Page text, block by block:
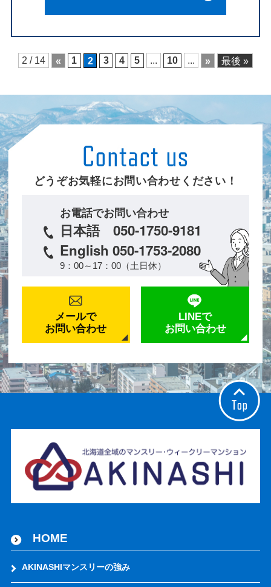
2 / 14 « 1 2 3 4 5 ... 10 ... » 最後 »
どうぞお気軽にお問い合わせください！
お電話でお問い合わせ
日本語 050-1750-9181
English 050-1753-2080
9：00～17：00（土日休）
メールで
お問い合わせ
LINEで
お問い合わせ
HOME
AKINASHIマンスリーの強み